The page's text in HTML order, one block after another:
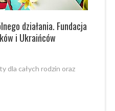
działania. Fundacja
i Ukraińców
dla całych rodzin oraz